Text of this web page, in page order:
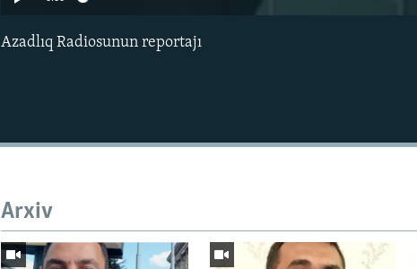
Azadlıq Radiosunun reportajı
Arxiv